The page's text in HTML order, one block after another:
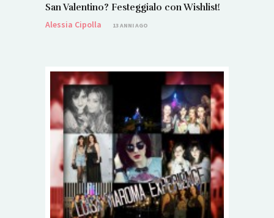
San Valentino? Festeggialo con Wishlist!
Alessia Cipolla
13 ANNI AGO